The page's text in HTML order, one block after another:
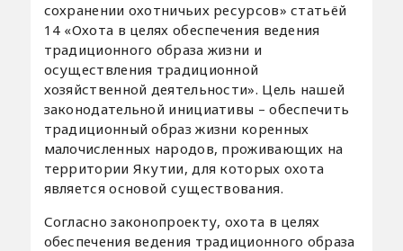
сохранении охотничьих ресурсов» статьёй
14 «Охота в целях обеспечения ведения
традиционного образа жизни и
осуществления традиционной
хозяйственной деятельности». Цель нашей
законодательной инициативы – обеспечить
традиционный образ жизни коренных
малочисленных народов, проживающих на
территории Якутии, для которых охота
является основой существования.
Согласно законопроекту, охота в целях
обеспечения ведения традиционного образа